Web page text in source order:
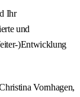
Ihr
und
)Entwicklung
Vornhagen,